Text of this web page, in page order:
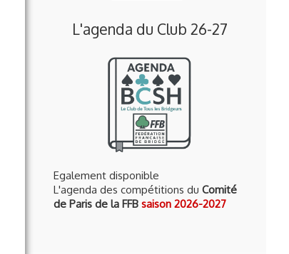
L'agenda du Club 26-27
Egalement disponible
L'agenda des compétitions du Comité
de Paris de la FFB saison 2026-2027